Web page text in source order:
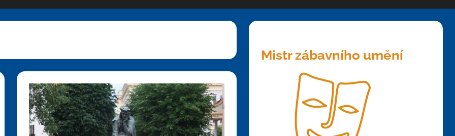
Mistr zábavního umění